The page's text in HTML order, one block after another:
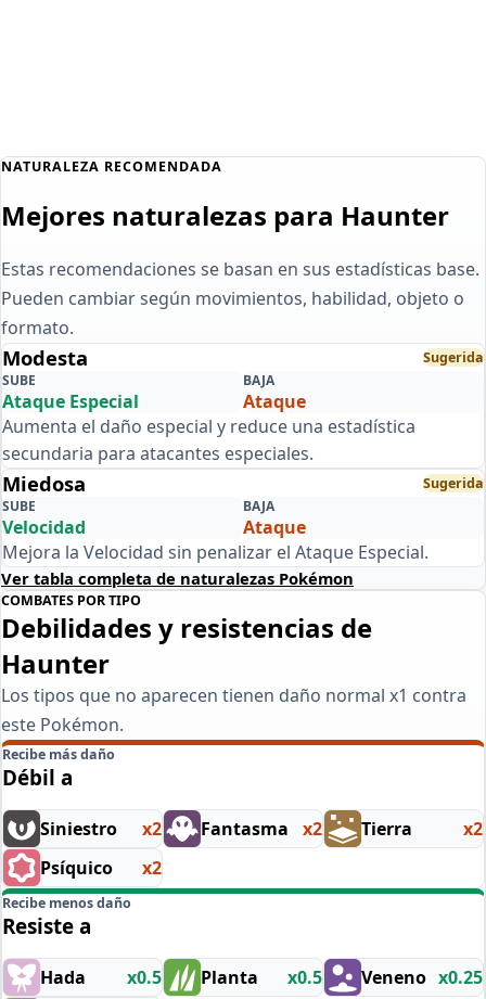
NATURALEZA RECOMENDADA
Mejores naturalezas para Haunter
Estas recomendaciones se basan en sus estadísticas base.
Pueden cambiar según movimientos, habilidad, objeto o
formato.
Modesta
Sugerida
SUBE
Ataque Especial
BAJA
Ataque
Aumenta el daño especial y reduce una estadística
secundaria para atacantes especiales.
Miedosa
Sugerida
SUBE
Velocidad
BAJA
Ataque
Mejora la Velocidad sin penalizar el Ataque Especial.
Ver tabla completa de naturalezas Pokémon
COMBATES POR TIPO
Debilidades y resistencias de
Haunter
Los tipos que no aparecen tienen daño normal x1 contra
este Pokémon.
Recibe más daño
Débil a
Siniestro x2 Fantasma x2 Tierra
x2
Psíquico
x2
Recibe menos daño
Resiste a
Hada x0.5 Planta x0.5 Veneno x0.25